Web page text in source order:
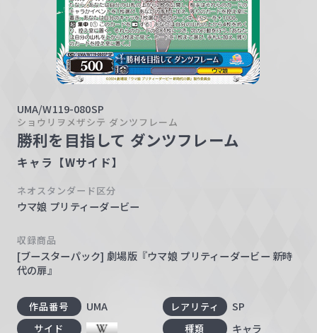
UMA/W119-080SP
ショウリヲメザシテ ダンツフレーム
勝利を目指して ダンツフレーム
キャラ【Wサイド】
ネオスタンダード区分
ウマ娘 プリティーダービー
収録商品
[ブースターパック] 劇場版『ウマ娘 プリティーダービー 新時
代の扉』
作品番号 UMA レアリティ SP
サイド 種類 キャラ